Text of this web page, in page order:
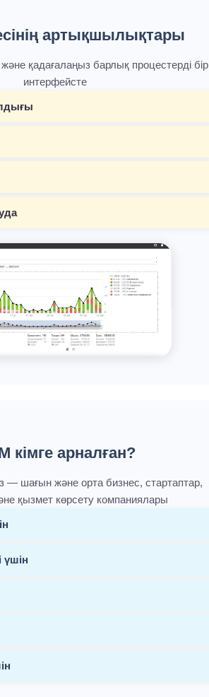
артықшылықтары
қадағалаңыз барлық процестерді бір
интерфейсте
кімге арналған?
— шағын және орта бизнес, стартаптар,
қызмет көрсету компаниялары
үшін